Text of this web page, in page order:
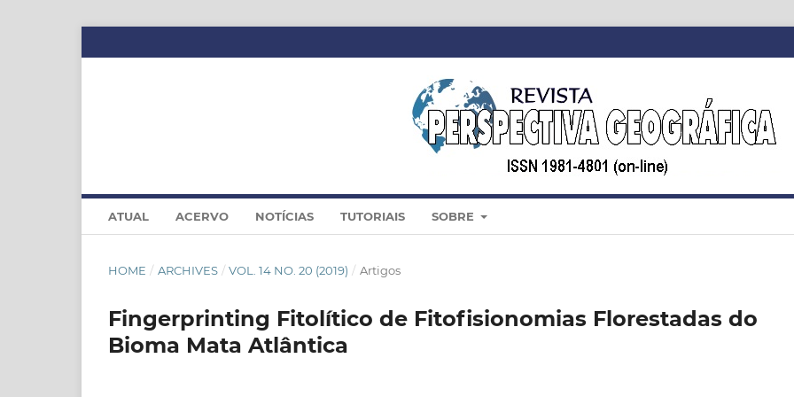
ATUAL ACERVO NOTÍCIAS TUTORIAIS SOBRE
HOME / ARCHIVES / VOL. 14 NO. 20 (2019) / Artigos
Fingerprinting Fitolítico de Fitofisionomias Florestadas do
Bioma Mata Atlântica